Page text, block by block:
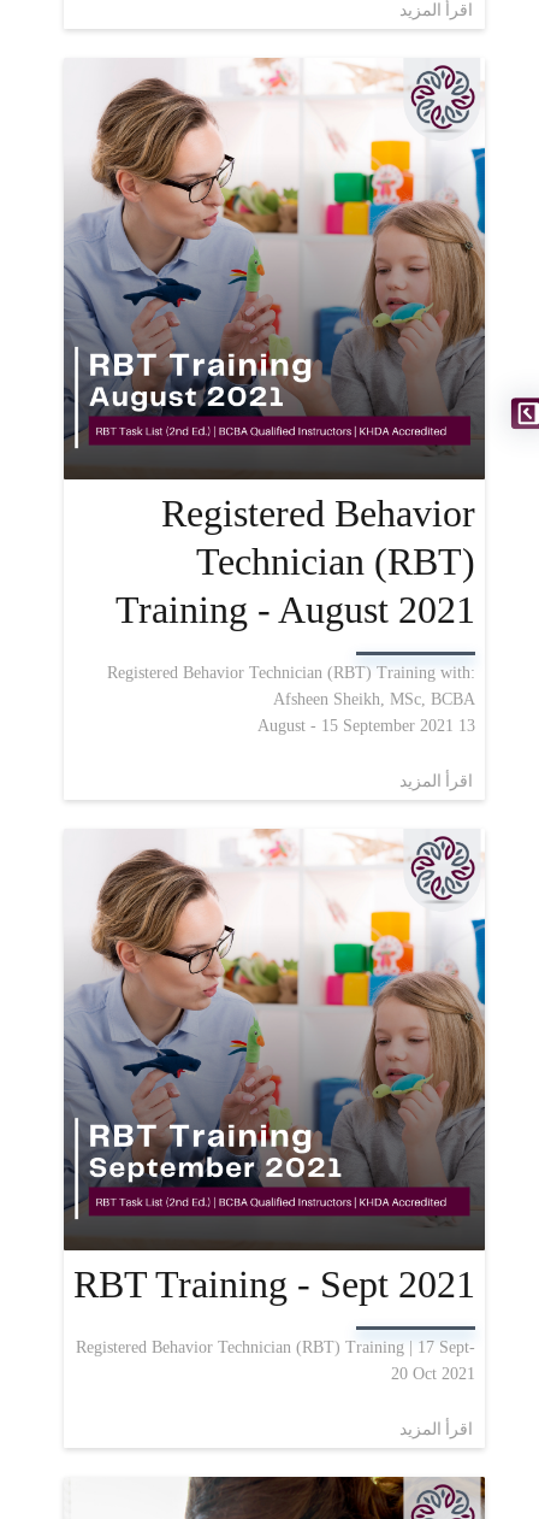
اقرأ المزيد
Registered Behavior
Technician (RBT)
Training - August 2021
Registered Behavior Technician (RBT) Training with:
Afsheen Sheikh, MSc, BCBA
13 August - 15 September 2021
اقرأ المزيد
RBT Training - Sept 2021
Registered Behavior Technician (RBT) Training | 17 Sept-
20 Oct 2021
اقرأ المزيد